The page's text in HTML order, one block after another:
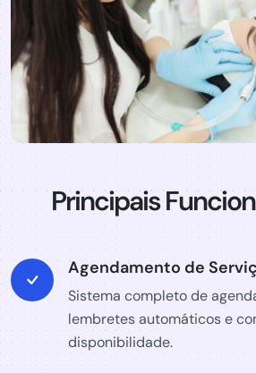
Principais
Agendamento de
Sistema completo de
lembretes automáticos e
disponibilidade.